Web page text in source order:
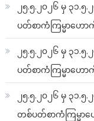
၂၅.၅.၂၀၂၆ မှ ၃၁
ပတ်စာကံကြမ္မာဟော
၂၅.၅.၂၀၂၆ မှ ၃၁
ပတ်စာကံကြမ္မာဟော
၂၅.၅.၂၀၂၆ မှ ၃၁
တစ်ပတ်စာကံကြမ္မာဟ